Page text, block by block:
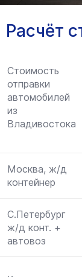
Расчёт
Стоимость
отправки
автомобилей
из
Владивостока
Москва, ж/д
контейнер
С.Петербург
ж/д конт. +
автовоз